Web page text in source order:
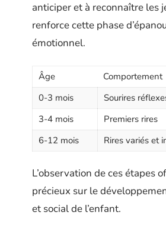
anticiper et à reconnaître les
renforce cette phase
émotionnel.
Âge
Comportement
0-3 mois
Sourires
3-4 mois
Premiers rires
6-12 mois
Rires variés et
L’observation de ces étapes
précieux sur le
et social de l’enfant.